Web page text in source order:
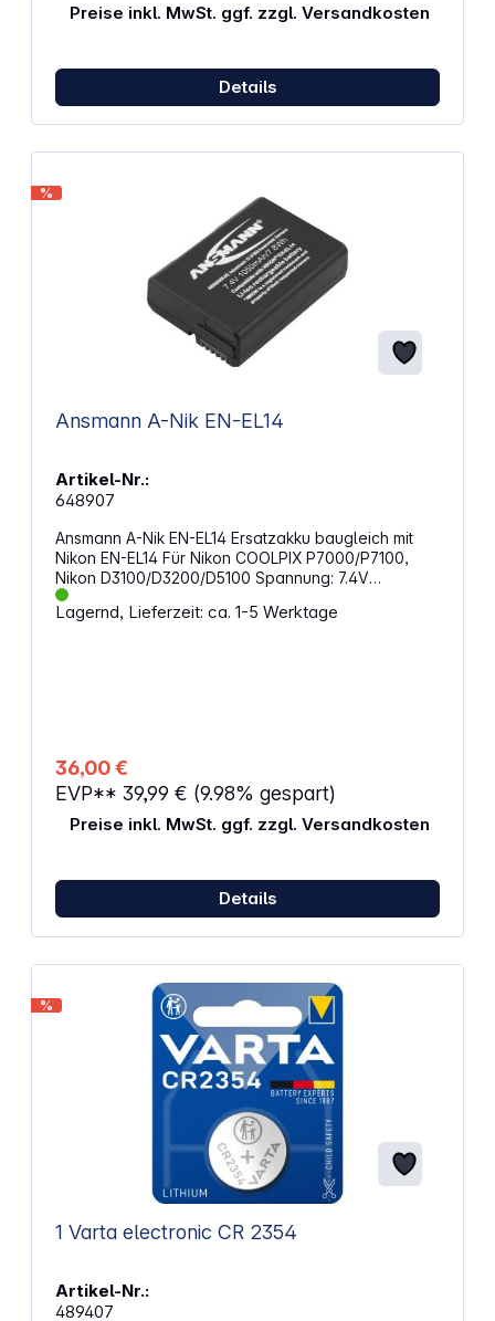
Preise inkl. MwSt. ggf. zzgl. Versandkosten
Details
%
Ansmann A-Nik EN-EL14
Artikel-Nr.:
648907
Ansmann A-Nik EN-EL14 Ersatzakku baugleich mit
Nikon EN-EL14 Für Nikon COOLPIX P7000/P7100,
Nikon D3100/D3200/D5100 Spannung: 7.4V
Kapazität: 1000mAh Passend für:NikonCOOLPIX
P7000, COOLPIX P7100, D3100, D3200, D5100
Lagernd, Lieferzeit: ca. 1-5 Werktage
36,00 €
EVP** 39,99 € (9.98% gespart)
Preise inkl. MwSt. ggf. zzgl. Versandkosten
Details
%
1 Varta electronic CR 2354
Artikel-Nr.:
489407